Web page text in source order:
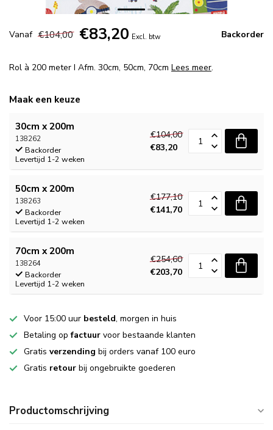
Vanaf €104,00 €83,20 Excl. btw Backorder
Rol à 200 meter I Afm. 30cm, 50cm, 70cm Lees meer.
Maak een keuze
30cm x 200m
138262
Backorder
Levertijd 1-2 weken
€104,00
€83,20
50cm x 200m
138263
Backorder
Levertijd 1-2 weken
€177,10
€141,70
70cm x 200m
138264
Backorder
Levertijd 1-2 weken
€254,60
€203,70
Voor 15:00 uur besteld, morgen in huis
Betaling opfactuur voor bestaande klanten
Gratis verzending bij orders vanaf 100 euro
Gratis retour bij ongebruikte goederen
Productomschrijving